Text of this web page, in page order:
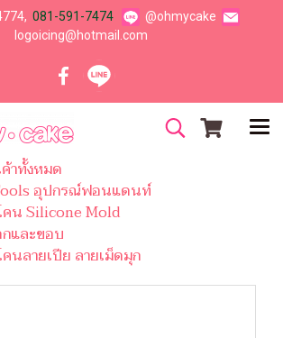
081-591-7474
@ohmycake
logoicing@hotmail.com
าทั้งหมด
อุปกรณ์ฟอนแดนท์
น Silicone Mold
และขอบ
นลายเปีย ลายเม็ดมุก